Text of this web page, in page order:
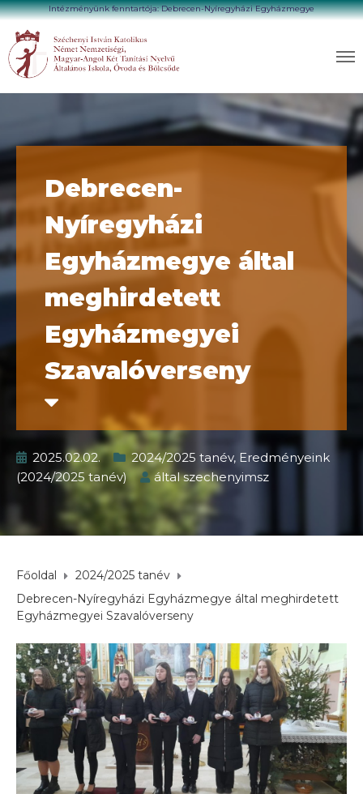
Intézményünk fenntartója: Debrecen-Nyíregyházi Egyházmegye
Debrecen-
Nyíregyházi
Egyházmegye által
meghirdetett
Egyházmegyei
Szavalóverseny
2025.02.02. 2024/2025 tanév, Eredményeink
(2024/2025 tanév)
általszechenyimsz
Főoldal
2024/2025 tanév
Debrecen-Nyíregyházi Egyházmegye által meghirdetett
Egyházmegyei Szavalóverseny